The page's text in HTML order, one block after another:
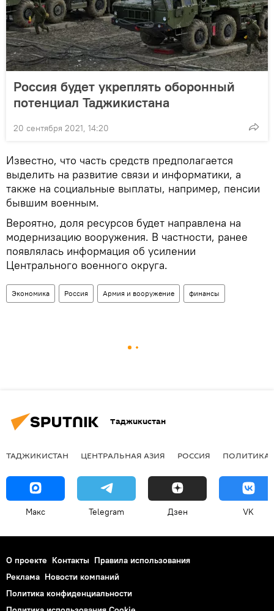
Россия будет укреплять оборонный
потенциал Таджикистана
20 сентября 2021, 14:20
Известно, что часть средств предполагается
выделить на развитие связи и информатики, а
также на социальные выплаты, например, пенсии
бывшим военным.
Вероятно, доля ресурсов будет направлена на
модернизацию вооружения. В частности, ранее
появлялась информация об усилении
Центрального военного округа.
Экономика Россия Армия и вооружение финансы
Таджикистан
ТАДЖИКИСТАН ЦЕНТРАЛЬНАЯ АЗИЯ РОССИЯ ПОЛИТИКА
Макс Telegram Дзен VK
О проекте Контакты Правила использования
Реклама Новости компаний
Политика конфиденциальности